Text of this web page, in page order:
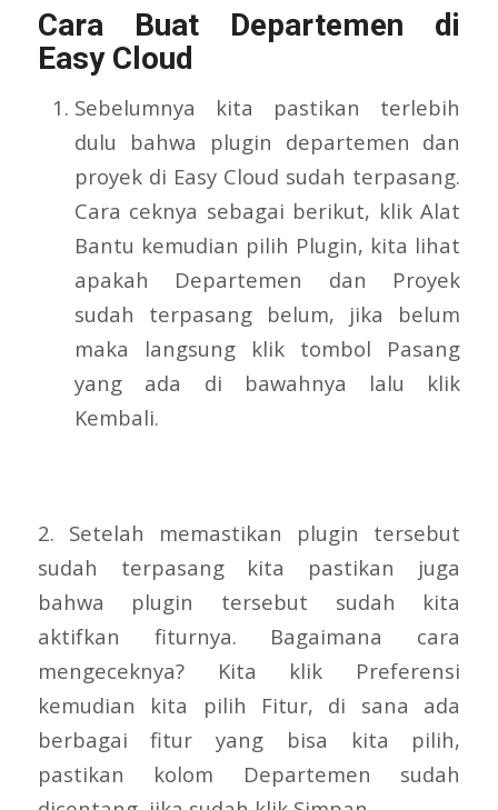
Cara Buat Departemen di
Easy Cloud
Sebelumnya kita pastikan terlebih
dulu bahwa plugin departemen dan
proyek di Easy Cloud sudah terpasang.
Cara ceknya sebagai berikut, klik Alat
Bantu kemudian pilih Plugin, kita lihat
apakah Departemen dan Proyek
sudah terpasang belum, jika belum
maka langsung klik tombol Pasang
yang ada di bawahnya lalu klik
Kembali.
2. Setelah memastikan plugin tersebut
sudah terpasang kita pastikan juga
bahwa plugin tersebut sudah kita
aktifkan fiturnya. Bagaimana cara
mengeceknya? Kita klik Preferensi
kemudian kita pilih Fitur, di sana ada
berbagai fitur yang bisa kita pilih,
pastikan kolom Departemen sudah